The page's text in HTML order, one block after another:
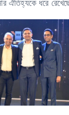
ঐতিহ্যকে ধরে